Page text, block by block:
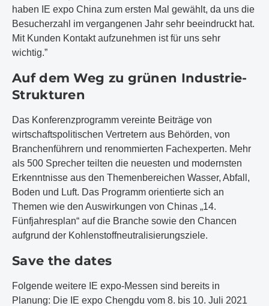
haben IE expo China zum ersten Mal gewählt, da uns die
Besucherzahl im vergangenen Jahr sehr beeindruckt hat.
Mit Kunden Kontakt aufzunehmen ist für uns sehr
wichtig.”
Auf dem Weg zu grünen Industrie-
Strukturen
Das Konferenzprogramm vereinte Beiträge von
wirtschaftspolitischen Vertretern aus Behörden, von
Branchenführern und renommierten Fachexperten. Mehr
als 500 Sprecher teilten die neuesten und modernsten
Erkenntnisse aus den Themenbereichen Wasser, Abfall,
Boden und Luft. Das Programm orientierte sich an
Themen wie den Auswirkungen von Chinas „14.
Fünfjahresplan“ auf die Branche sowie den Chancen
aufgrund der Kohlenstoffneutralisierungsziele.
Save the dates
Folgende weitere IE expo-Messen sind bereits in
Planung: Die IE expo Chengdu vom 8. bis 10. Juli 2021